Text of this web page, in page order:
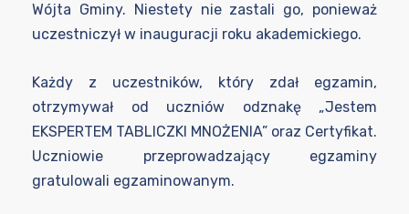
Wójta Gminy. Niestety nie zastali go, ponieważ
uczestniczył w inauguracji roku akademickiego.
Każdy z uczestników, który zdał egzamin,
otrzymywał od uczniów odznakę „Jestem
EKSPERTEM TABLICZKI MNOŻENIA” oraz Certyfikat.
Uczniowie przeprowadzający egzaminy
gratulowali egzaminowanym.